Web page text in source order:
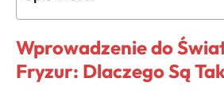
Wprowadzenie do
Fryzur: Dlaczego Są